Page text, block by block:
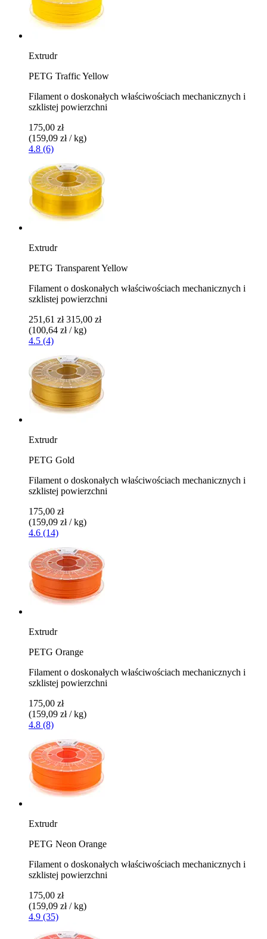
Extrudr
PETG Traffic Yellow
Filament o doskonałych właściwościach mechanicznych i
szklistej powierzchni
175,00 zł
(159,09 zł / kg)
4.8 (6)
Extrudr
PETG Transparent Yellow
Filament o doskonałych właściwościach mechanicznych i
szklistej powierzchni
251,61 zł 315,00 zł
(100,64 zł / kg)
4.5 (4)
Extrudr
PETG Gold
Filament o doskonałych właściwościach mechanicznych i
szklistej powierzchni
175,00 zł
(159,09 zł / kg)
4.6 (14)
Extrudr
PETG Orange
Filament o doskonałych właściwościach mechanicznych i
szklistej powierzchni
175,00 zł
(159,09 zł / kg)
4.8 (8)
Extrudr
PETG Neon Orange
Filament o doskonałych właściwościach mechanicznych i
szklistej powierzchni
175,00 zł
(159,09 zł / kg)
4.9 (35)